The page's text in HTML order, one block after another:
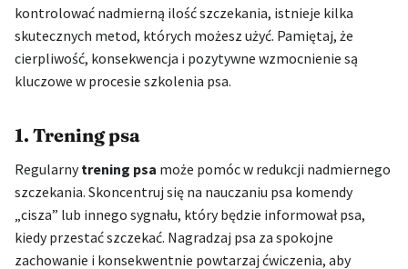
kontrolować nadmierną ilość szczekania, istnieje kilka
skutecznych metod, których możesz użyć. Pamiętaj, że
cierpliwość, konsekwencja i pozytywne wzmocnienie są
kluczowe w procesie szkolenia psa.
1. Trening psa
Regularnytrening psa może pomóc w redukcji nadmiernego
szczekania. Skoncentruj się na nauczaniu psa komendy
„cisza” lub innego sygnału, który będzie informował psa,
kiedy przestać szczekać. Nagradzaj psa za spokojne
zachowanie i konsekwentnie powtarzaj ćwiczenia, aby